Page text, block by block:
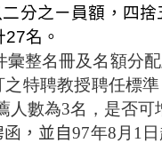
分之ㄧ員額，四
27名。
彙整名冊及名額分
特聘教授聘任標
數為3名，是否可
函，並自97年8月1